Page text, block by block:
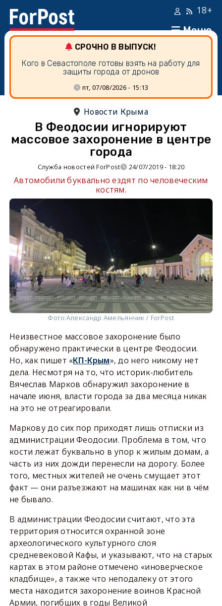
Меню
18+
СРОЧНО В ВЫПУСК!
Кого в Севастополе готовы взять на работу для
защиты города от дронов
пт, 07/08/2026 - 15:13
Новости Крыма
В Феодосии игнорируют
массовое захоронение в центре
города
Служба новостей ForPost 24/07/2019 - 18:20
Автомобили буквально ездят по человеческим
костям.
Фото:Александр Амельянчик / ForPost
Неизвестное массовое захоронение было
обнаружено практически в центре Феодосии.
Но, как пишет «КП-Крым», до него никому нет
дела. Несмотря на то, что историк-любитель
Вячеслав Марков обнаружил захоронение в
начале июня, власти города за два месяца никак
на это не отреагировали.
Маркову до сих пор приходят лишь отписки из
администрации Феодосии. Проблема в том, что
кости лежат буквально в упор к жилым домам, а
часть из них дожди перенесли на дорогу. Более
того, местных жителей не очень смущает этот
факт — они разъезжают на машинах как ни в чём
не бывало.
В администрации Феодосии считают, что эта
территория относится охранной зоне
археологического культурного слоя
средневековой Кафы, и указывают, что на старых
картах в этом районе отмечено «иноверческое
кладбище», а также что неподалеку от этого
места находится захоронение воинов Красной
Армии, погибших в годы Великой